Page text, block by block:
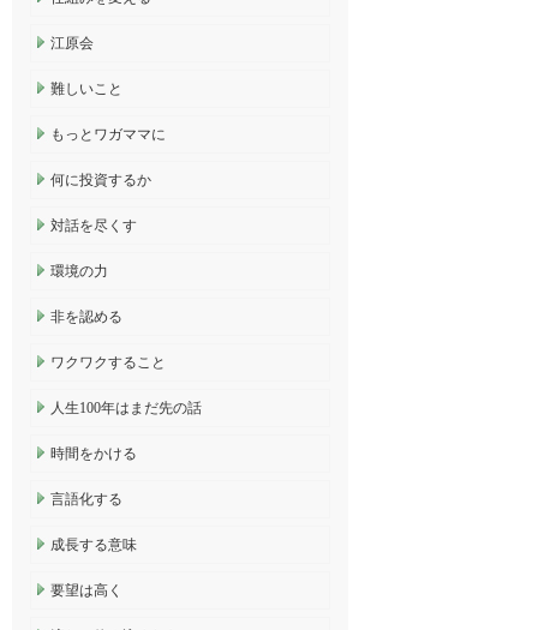
江原会
難しいこと
もっとワガママに
何に投資するか
対話を尽くす
環境の力
非を認める
ワクワクすること
人生100年はまだ先の話
時間をかける
言語化する
成長する意味
要望は高く